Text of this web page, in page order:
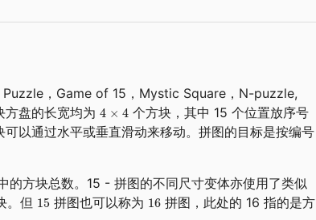
Puzzle，Game of 15，Mystic Square，N-puzzle,
盘的长宽均为
个方块，其中 15 个位置放序号
以通过水平或垂直滑动来移动。拼图的目标是按编号
的方块总数。15 - 拼图的不同尺寸变体亦使用了类似
。但 拼图也可以称为
拼图，此处的 16 指的是方